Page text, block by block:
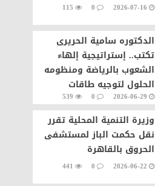
2026-07-16
0
115
الدكتوره سامية الحريرى
تكتب.. إستراتيجية إلهاء
الشعوب بالرياضة ومنظومه
الحلول لتوجيه طاقات
الشعوب نحو التطور والابداع
2026-06-29
0
539
وزيرة التنمية المحلية تقرر
نقل حكمت الباز لمستشفى
الحروق بالقاهرة
2026-06-22
0
441